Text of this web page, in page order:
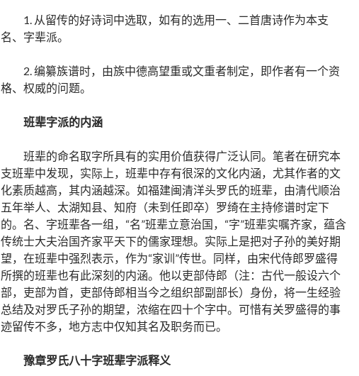
1. 从留传的好诗词中选取，如有的选用一、二首唐诗作为本支
名、字辈派。
2. 编纂族谱时，由族中德高望重或文重者制定，即作者有一个资
格、权威的问题。
班辈字派的内涵
班辈的命名取字所具有的实用价值获得广泛认同。笔者在研究本
支班辈中发现，实际上，班辈中存有很深的文化内涵，尤其作者的文
化素质越高，其内涵越深。如福建闽清洋头罗氏的班辈，由清代顺治
五年举人、太湖知县、知府（未到任即卒）罗绮在主持修谱时定下
的。名、字班辈各一组，“名”班辈立意治国，“字”班辈实嘱齐家，蕴含
传统士大夫治国齐家平天下的儒家理想。实际上是把对子孙的美好期
望，在班辈中强烈表示，作为“家训”传世。同样，由宋代侍郎罗盛得
所撰的班辈也有此深刻的内涵。他以吏部侍郎（注：古代一般设六个
部，吏部为首，吏部侍郎相当今之组织部副部长）身份，将一生经验
总结及对罗氏子孙的期望，浓缩在四十个字中。可惜有关罗盛得的事
迹留传不多，地方志中仅知其名及职务而已。
豫章罗氏八十字班辈字派释义